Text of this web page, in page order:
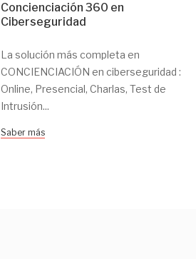
Concienciación 360 en
Ciberseguridad
La solución más completa en
CONCIENCIACIÓN en ciberseguridad :
Online, Presencial, Charlas, Test de
Intrusión...
Saber más